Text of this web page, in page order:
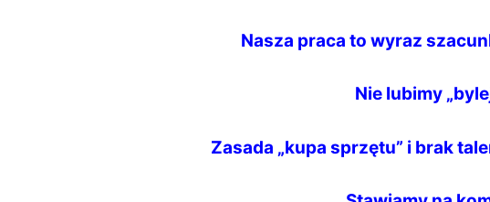
Nasza praca to wyraz
Nie lubimy
Zasada „kupa sprzętu” i brak